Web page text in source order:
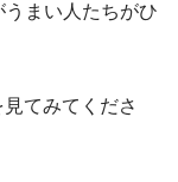
まい人たちがひ
てみてくださ